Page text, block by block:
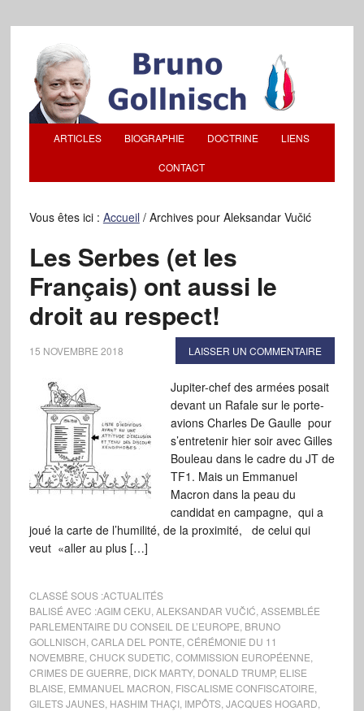
ARTICLES BIOGRAPHIE DOCTRINE LIENS
CONTACT
Vous êtes ici : Accueil /Archives pour Aleksandar Vučić
Les Serbes (et les
Français) ont aussi le
droit au respect!
15 NOVEMBRE 2018 LAISSER UN COMMENTAIRE
Jupiter-chef des armées posait
devant un Rafale sur le porte-
avions Charles De Gaulle pour
s’entretenir hier soir avec Gilles
Bouleau dans le cadre du JT de
TF1. Mais un Emmanuel
Macron dans la peau du
candidat en campagne, qui a
joué la carte de l’humilité, de la proximité, de celui qui
veut «aller au plus […]
CLASSÉ SOUS :ACTUALITÉS
BALISÉ AVEC :AGIM CEKU ALEKSANDAR VUČIĆ ASSEMBLÉE
PARLEMENTAIRE DU CONSEIL DE L’EUROPE BRUNO
GOLLNISCH CARLA DEL PONTE CÉRÉMONIE DU 11
NOVEMBRE CHUCK SUDETIC COMMISSION EUROPÉENNE
CRIMES DE GUERRE DICK MARTY, DONALD TRUMP, ELISE
BLAISE EMMANUEL MACRON FISCALISME CONFISCATOIRE
GILETS JAUNES, HASHIM THAÇI, IMPÔTS, JACQUES HOGARD